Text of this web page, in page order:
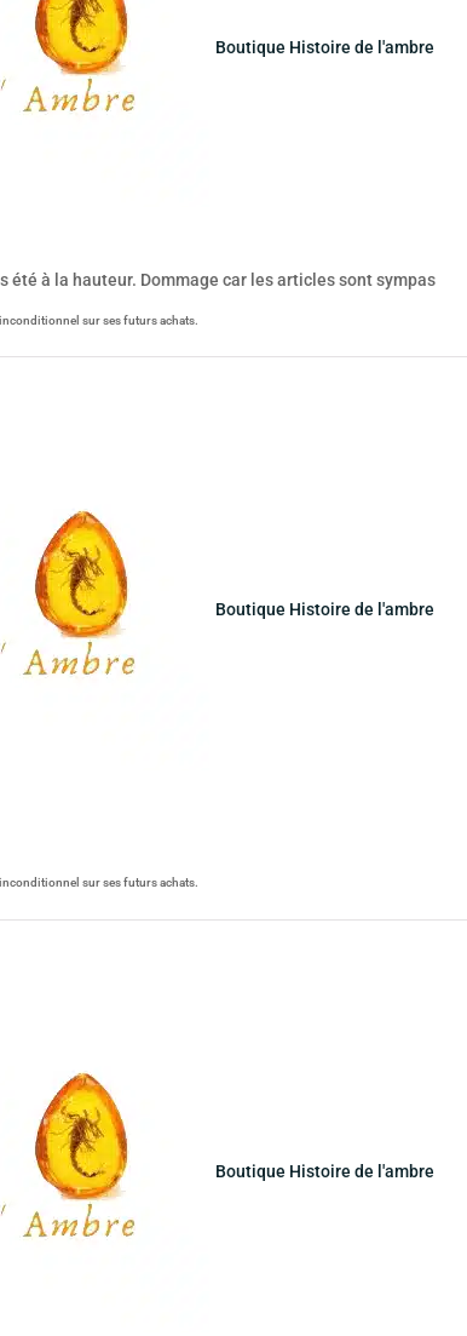
Boutique Histoire de l'ambre
à la hauteur. Dommage car les articles sont sympas
sur ses futurs achats.
Boutique Histoire de l'ambre
sur ses futurs achats.
Boutique Histoire de l'ambre